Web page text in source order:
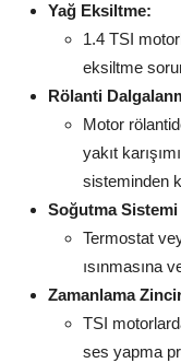
Yağ Eksiltme:
1.4 TSI
eksiltme
Rölanti
Motor
yakıt
sisteminden
Soğutma
Termostat
ısınmasına
Zamanlama
TSI
ses yapma